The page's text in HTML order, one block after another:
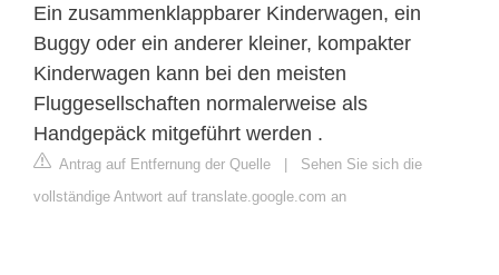
Ein zusammenklappbarer Kinderwagen, ein
Buggy oder ein anderer kleiner, kompakter
Kinderwagen kann bei den meisten
Fluggesellschaften normalerweise als
Handgepäck mitgeführt werden .
Antrag auf Entfernung der Quelle | Sehen Sie sich die
vollständige Antwort auf translate.google.com an